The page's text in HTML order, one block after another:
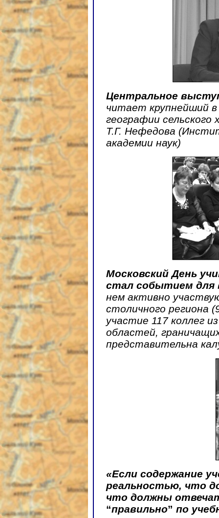
Центральное
читает крупнейший
географии сельского
Т.Г. Нефедова
академии наук)
Московский День
стал событием для
нем активно
столичного региона
участие 117 коллег
областей,
представительна
«Если содержание
реальностью, что
что должны
“правильно” по